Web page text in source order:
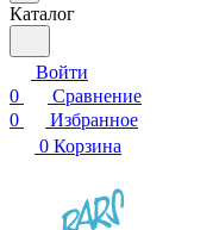
Каталог
Войти
0
Сравнение
0
Избранное
0 Корзина